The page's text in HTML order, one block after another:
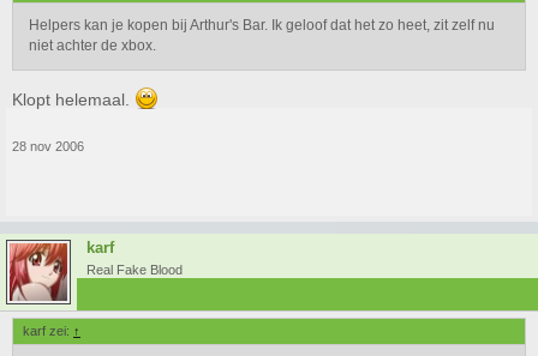
Helpers kan je kopen bij Arthur's Bar. Ik geloof dat het zo heet, zit zelf nu
niet achter de xbox.
Klopt helemaal.
28 nov 2006
karf
Real Fake Blood
karf zei: ↑